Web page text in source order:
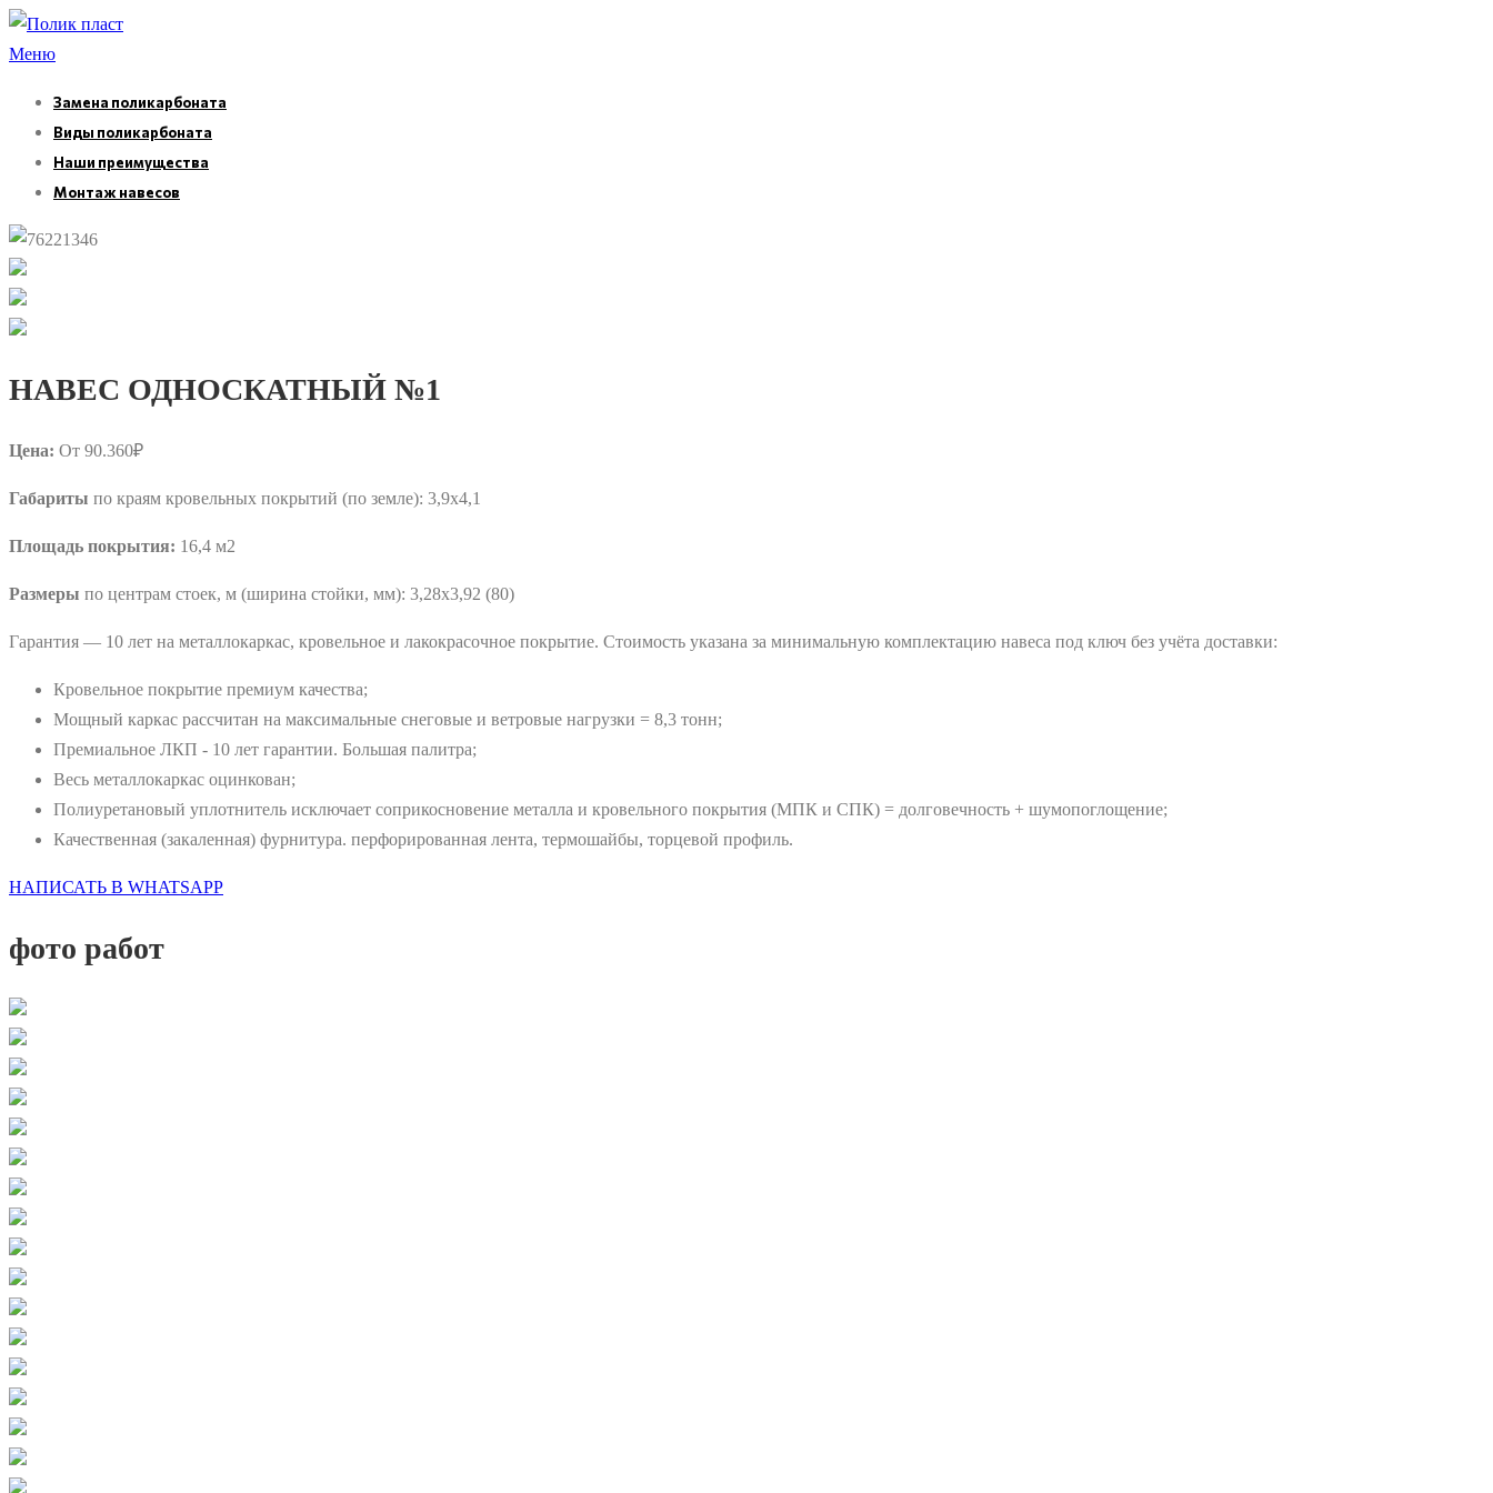
Перейти
к
Меню
Замена поликарбоната
Виды поликарбоната
Наши преимущества
Монтаж навесов
НАВЕС ОДНОСКАТНЫЙ №1
Цена: От 90.360₽
Габариты по краям кровельных покрытий (по земле): 3,9х4,1
Площадь покрытия: 16,4 м2
Размеры по центрам стоек, м (ширина стойки, мм): 3,28х3,92 (80)
Гарантия — 10 лет на металлокаркас, кровельное и лакокрасочное покрытие. Стоимость указана за минимальную комплектацию навеса под ключ без учёта доставки:
Кровельное покрытие премиум качества;
Мощный каркас рассчитан на максимальные снеговые и ветровые нагрузки = 8,3 тонн;
Премиальное ЛКП - 10 лет гарантии. Большая палитра;
Весь металлокаркас оцинкован;
Полиуретановый уплотнитель исключает соприкосновение металла и кровельного покрытия (МПК и СПК) = долговечность + шумопоглощение;
Качественная (закаленная) фурнитура. перфорированная лента, термошайбы, торцевой профиль.
НАПИСАТЬ В WHATSAPP
фото работ